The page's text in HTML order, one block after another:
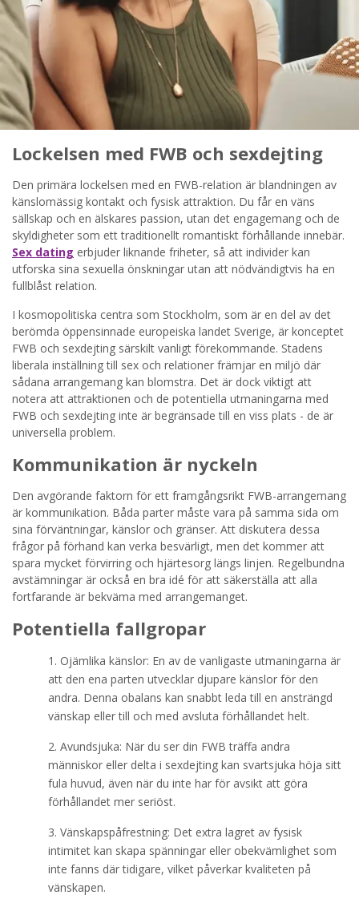
Lockelsen med FWB och sexdejting
Den primära lockelsen med en FWB-relation är blandningen av
känslomässig kontakt och fysisk attraktion. Du får en väns
sällskap och en älskares passion, utan det engagemang och de
skyldigheter som ett traditionellt romantiskt förhållande innebär.
Sex dating erbjuder liknande friheter, så att individer kan
utforska sina sexuella önskningar utan att nödvändigtvis ha en
fullblåst relation.
I kosmopolitiska centra som Stockholm, som är en del av det
berömda öppensinnade europeiska landet Sverige, är konceptet
FWB och sexdejting särskilt vanligt förekommande. Stadens
liberala inställning till sex och relationer främjar en miljö där
sådana arrangemang kan blomstra. Det är dock viktigt att
notera att attraktionen och de potentiella utmaningarna med
FWB och sexdejting inte är begränsade till en viss plats - de är
universella problem.
Kommunikation är nyckeln
Den avgörande faktorn för ett framgångsrikt FWB-arrangemang
är kommunikation. Båda parter måste vara på samma sida om
sina förväntningar, känslor och gränser. Att diskutera dessa
frågor på förhand kan verka besvärligt, men det kommer att
spara mycket förvirring och hjärtesorg längs linjen. Regelbundna
avstämningar är också en bra idé för att säkerställa att alla
fortfarande är bekväma med arrangemanget.
Potentiella fallgropar
Ojämlika känslor: En av de vanligaste utmaningarna är
att den ena parten utvecklar djupare känslor för den
andra. Denna obalans kan snabbt leda till en ansträngd
vänskap eller till och med avsluta förhållandet helt.
Avundsjuka: När du ser din FWB träffa andra
människor eller delta i sexdejting kan svartsjuka höja sitt
fula huvud, även när du inte har för avsikt att göra
förhållandet mer seriöst.
Vänskapspåfrestning: Det extra lagret av fysisk
intimitet kan skapa spänningar eller obekvämlighet som
inte fanns där tidigare, vilket påverkar kvaliteten på
vänskapen.